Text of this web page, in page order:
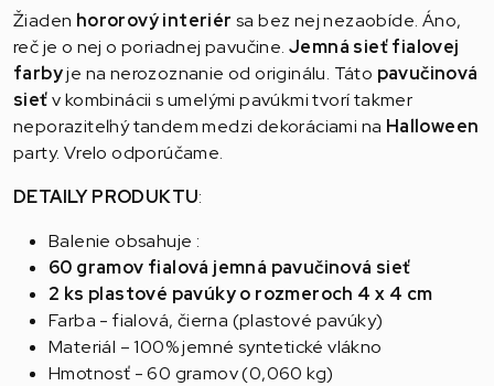
Žiaden hororový interiérsa bez nej nezaobíde. Áno,
reč je o nej o poriadnej pavučine. Jemná sieť fialovej
farbyje na nerozoznanie od originálu. Táto pavučinová
sieťv kombinácii s umelými pavúkmi tvorí takmer
neporaziteľný tandem medzi dekoráciami na Halloween
party. Vrelo odporúčame.
DETAILY PRODUKTU:
Balenie obsahuje :
60 gramov fialová jemná pavučinová sieť
2 ks plastové pavúky o rozmeroch 4 x 4 cm
Farba - fialová, čierna (plastové pavúky)
Materiál – 100% jemné syntetické vlákno
Hmotnosť - 60 gramov (0,060 kg)